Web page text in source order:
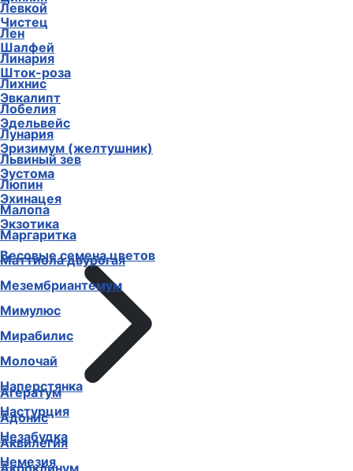
Чистец
Шалфей
Шток-роза
Эвкалипт
Эдельвейс
Эризимум (желтушник)
Эустома
Эхинацея
Экзотика
Весовые семена цветов
Агератум
Адонис
Аквилегия
Акроклинум
Левкой
Лен
Линария
Лихнис
Лобелия
Лунария
Львиный зев
Люпин
Малопа
Маргаритка
Маттиола двурогая
Мезембриантемум
Мимулюс
Мирабилис
Молочай
Наперстянка
Настурция
Незабудка
Немезия